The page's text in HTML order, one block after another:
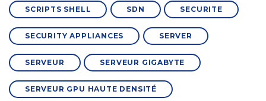
SCRIPTS SHELL SDN SECURITE
SECURITY APPLIANCES SERVER
SERVEUR SERVEUR GIGABYTE
SERVEUR GPU HAUTE DENSITÉ